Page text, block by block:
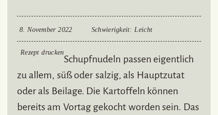
8. November 2022 Schwierigkeit: Leicht
Rezept drucken
Schupfnudeln passen eigentlich
zu allem, süß oder salzig, als Hauptzutat
oder als Beilage. Die Kartoffeln können
bereits am Vortag gekocht worden sein. Das